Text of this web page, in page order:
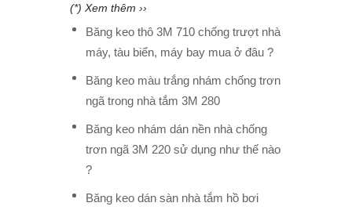
(*) Xem thêm ››
Băng keo thô 3M 710 chống trượt nhà
máy, tàu biển, máy bay mua ở đâu ?
Băng keo màu trắng nhám chống trơn
ngã trong nhà tắm 3M 280
Băng keo nhám dán nền nhà chống
trơn ngã 3M 220 sử dụng như thế nào
?
Băng keo dán sàn nhà tắm hồ bơi